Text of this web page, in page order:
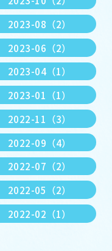
2023-08（2）
2023-06（2）
2023-04（1）
2023-01（1）
2022-11（3）
2022-09（4）
2022-07（2）
2022-05（2）
2022-02（1）